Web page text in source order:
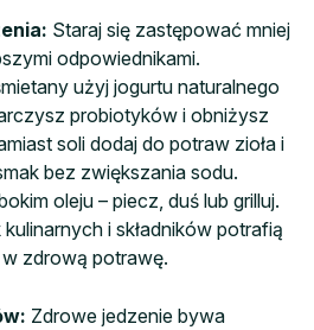
Staraj się zastępować mniej
odpowiednikami.
użyj jogurtu naturalnego
probiotyków i obniżysz
soli dodaj do potraw zioła i
bez zwiększania sodu.
oleju – piecz, duś lub grilluj.
i składników potrafią
w zdrową potrawę.
Zdrowe jedzenie bywa